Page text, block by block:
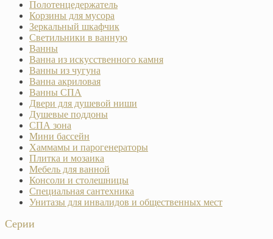
Полотенцедержатель
Корзины для мусора
Зеркальный шкафчик
Светильники в ванную
Ванны
Ванна из искусственного камня
Ванны из чугуна
Ванна акриловая
Ванны СПА
Двери для душевой ниши
Душевые поддоны
СПА зона
Мини бассейн
Хаммамы и парогенераторы
Плитка и мозаика
Мебель для ванной
Консоли и столешницы
Специальная сантехника
Унитазы для инвалидов и общественных мест
Серии